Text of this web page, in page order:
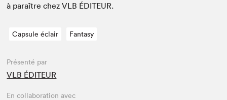
à paraître chezVLB ÉDITEUR.
Capsule éclair Fantasy
Présenté par
VLB ÉDITEUR
En collaboration avec